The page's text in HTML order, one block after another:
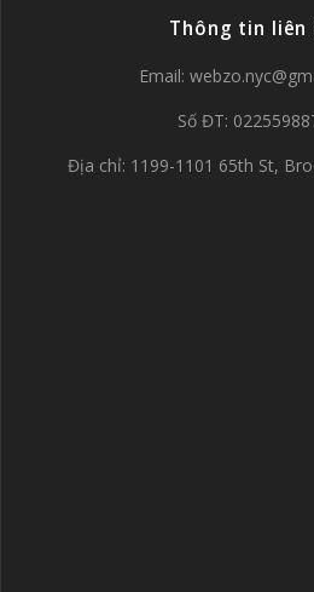
Thông tin liên
Email:
Số ĐT:
Địa chỉ: 1199-1101 65th St,